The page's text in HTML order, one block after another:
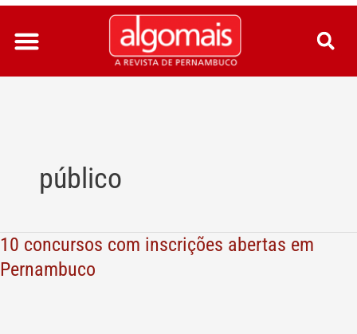
Ir
para
conteúdo
público
10 concursos com inscrições abertas em
Pernambuco
10
concursos